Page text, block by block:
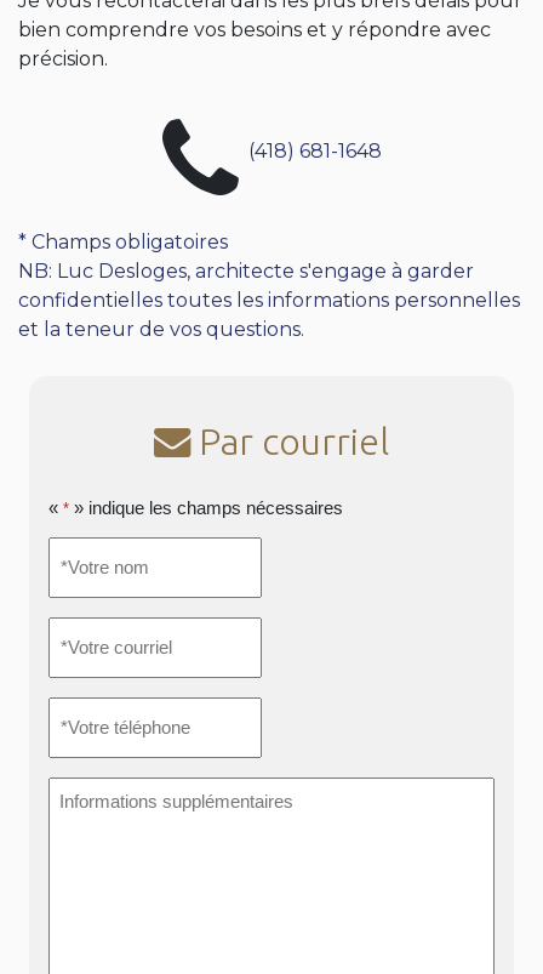
bien comprendre vos besoins et y répondre avec
précision.
(418) 681-1648
* Champs obligatoires
NB: Luc Desloges, architecte s'engage à garder
confidentielles toutes les informations personnelles
et la teneur de vos questions.
Par courriel
« * » indique les champs nécessaires
nom*
courriel*
téléphone *
supplémentaires